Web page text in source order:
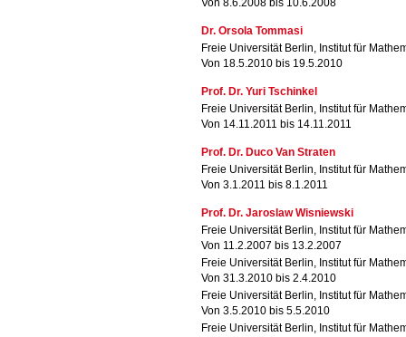
Von 8.6.2008 bis 10.6.2008
Dr. Orsola Tommasi
Freie Universität Berlin, Institut für
Von 18.5.2010 bis 19.5.2010
Prof. Dr. Yuri Tschinkel
Freie Universität Berlin, Institut für
Von 14.11.2011 bis 14.11.2011
Prof. Dr. Duco Van Straten
Freie Universität Berlin, Institut für
Von 3.1.2011 bis 8.1.2011
Prof. Dr. Jaroslaw Wisniewski
Freie Universität Berlin, Institut für
Von 11.2.2007 bis 13.2.2007
Freie Universität Berlin, Institut für
Von 31.3.2010 bis 2.4.2010
Freie Universität Berlin, Institut für
Von 3.5.2010 bis 5.5.2010
Freie Universität Berlin, Institut für